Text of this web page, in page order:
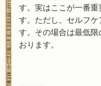
す。実はここが一番重
す。ただし、セルフケ
す。その場合は最低
おります。